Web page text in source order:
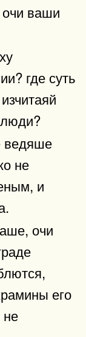
ваши
где суть
не
и
очи
его
не